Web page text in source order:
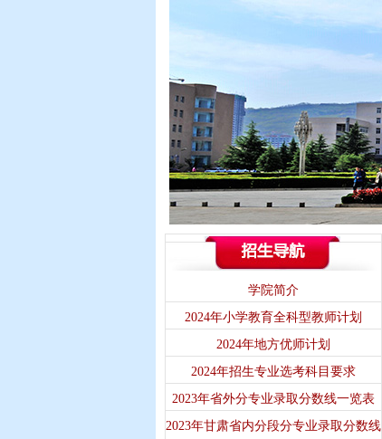
学院简介
2024年小学教育全科型教师计划
2024年地方优师计划
2024年招生专业选考科目要求
2023年省外分专业录取分数线一览表
2023年甘肃省内分段分专业录取分数线